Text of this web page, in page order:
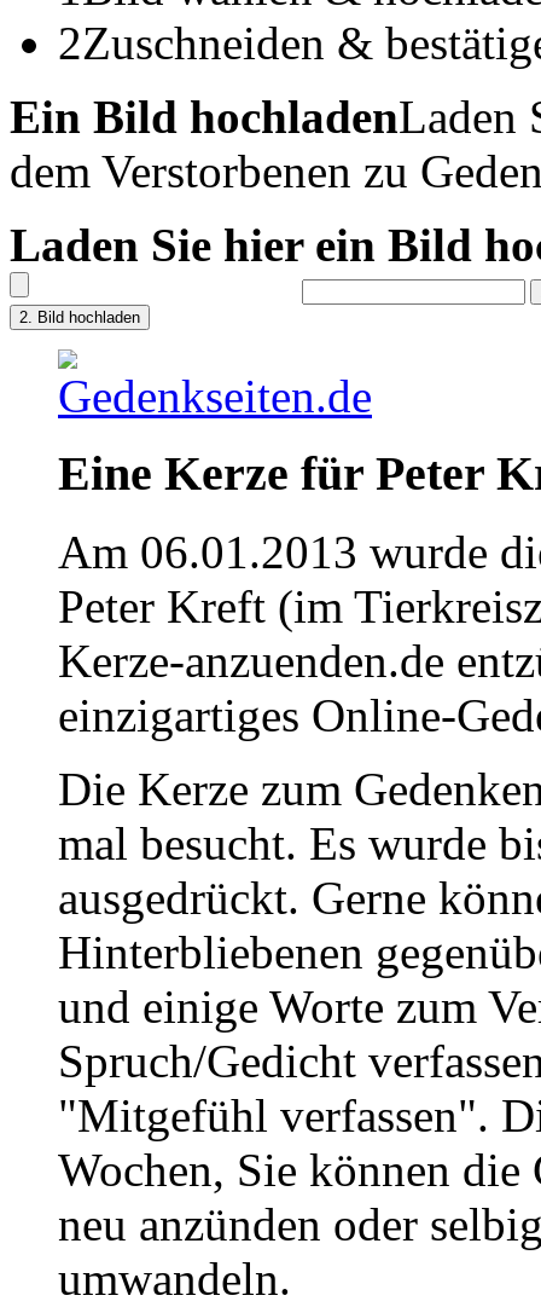
2Zuschneiden &
Ein Bild hochladenLaden
dem Verstorbenen zu
Laden Sie hier ein Bild
Eine Kerze für Peter
Am 06.01.2013 wurde
Peter Kreft (im
Kerze-anzuenden.de
einzigartiges Online-
Die Kerze zum
mal besucht. Es wurde
ausgedrückt. Gerne
Hinterbliebenen
und einige Worte zum
Spruch/Gedicht
"Mitgefühl verfassen".
Wochen, Sie können die
neu anzünden oder
umwandeln.